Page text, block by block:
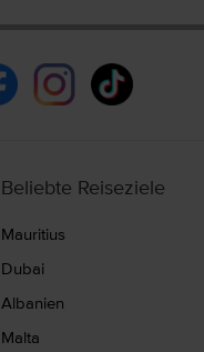
Beliebte Reiseziele
Mauritius
Dubai
Albanien
Malta